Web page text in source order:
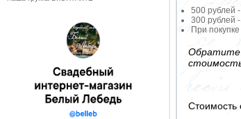
500 рублей
300 рублей
При
Обратите
Стоимость